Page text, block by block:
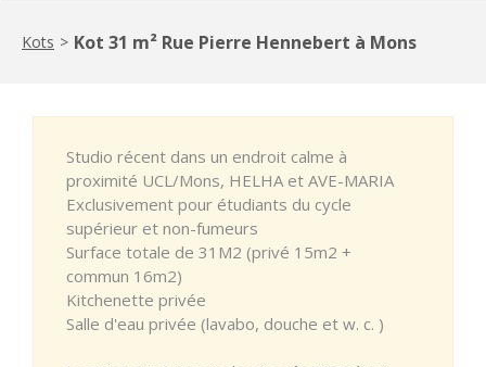
Kots > Kot 31 m² Rue Pierre Hennebert à Mons
Studio récent dans un endroit calme à
proximité UCL/Mons, HELHA et AVE-MARIA
Exclusivement pour étudiants du cycle
supérieur et non-fumeurs
Surface totale de 31M2 (privé 15m2 +
commun 16m2)
Kitchenette privée
Salle d'eau privée (lavabo, douche et w. c. )